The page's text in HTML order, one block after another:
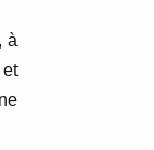
, à